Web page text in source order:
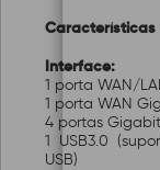
Características
Interface:
1 porta WAN/
1 porta WAN
4 portas
1 USB3.0
USB)